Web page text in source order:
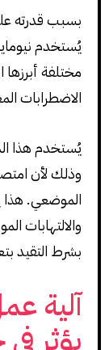
بسبب قدرته
يُستخدم
مختلفة أبرزها
الاضطرابات
يُستخدم هذا
وذلك لأن
الموضعي. هذا
والالتهابات
بشرط التقيد
آلية
يؤثر